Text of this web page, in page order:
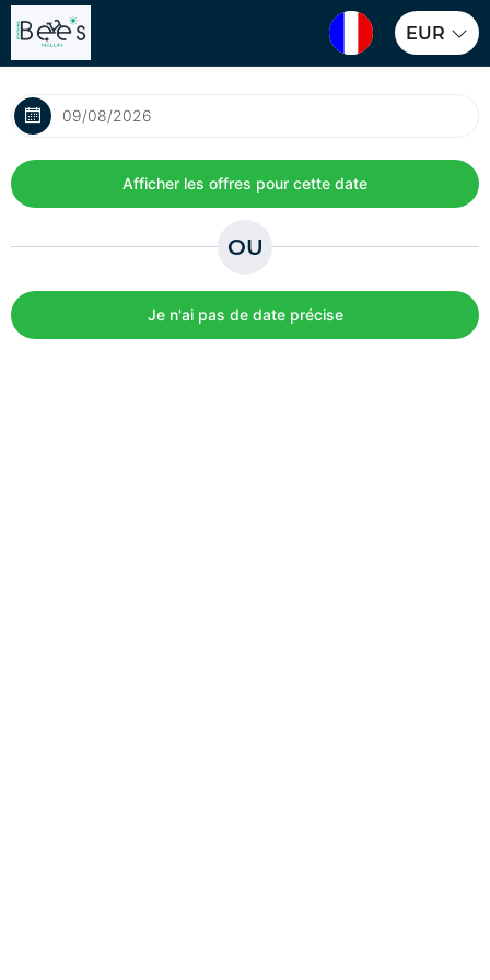
EUR
OU